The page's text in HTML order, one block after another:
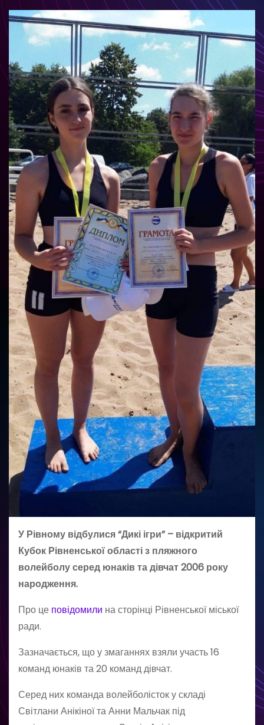
У Рівному відбулися “Дикі ігри” – відкритий
Кубок Рівненської області з пляжного
волейболу серед юнаків та дівчат 2006 року
народження.
Про це повідомили на сторінці Рівненської міської
ради.
Зазначається, що у змаганнях взяли участь 16
команд юнаків та 20 команд дівчат.
Серед них команда волейболісток у складі
Світлани Анікіної та Анни Мальчак під